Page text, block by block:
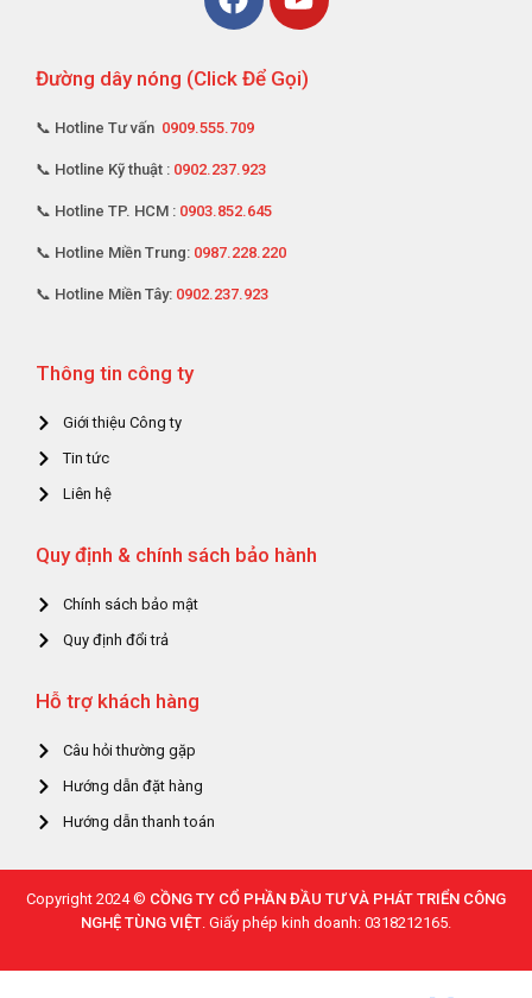
Đường dây nóng (Click Để Gọi)
📞 Hotline Tư vấn 0909.555.709
📞 Hotline Kỹ thuật : 0902.237.923
📞 Hotline TP. HCM : 0903.852.645
📞 Hotline Miền Trung: 0987.228.220
📞 Hotline Miền Tây: 0902.237.923
Thông tin công ty
Giới thiệu Công ty
Tin tức
Liên hệ
Quy định & chính sách bảo hành
Chính sách bảo mật
Quy định đổi trả
Hỗ trợ khách hàng
Câu hỏi thường gặp
Hướng dẫn đặt hàng
Hướng dẫn thanh toán
Copyright 2024 © CỒNG TY CỔ PHẦN ĐẦU TƯ VÀ PHÁT TRIỂN CÔNG
NGHỆ TÙNG VIỆT . Giấy phép kinh doanh: 0318212165.